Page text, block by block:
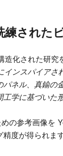
された
化された研究
インスパイア
ネル、真鍮の
学に基づいた
の参考画像を
度が得られます